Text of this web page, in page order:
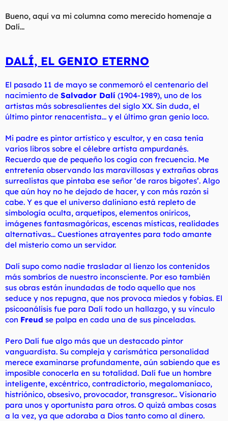
Bueno, aquí va mi columna como merecido homenaje a
Dalí...
DALÍ, EL GENIO ETERNO
El pasado 11 de mayo se conmemoró el centenario del
nacimiento de Salvador Dalí (1904-1989), uno de los
artistas más sobresalientes del siglo XX. Sin duda, el
último pintor renacentista... y el último gran genio loco.
Mi padre es pintor artístico y escultor, y en casa tenía
varios libros sobre el célebre artista ampurdanés.
Recuerdo que de pequeño los cogía con frecuencia. Me
entretenía observando las maravillosas y extrañas obras
surrealistas que pintaba ese señor ‘de raros bigotes’. Algo
que aún hoy no he dejado de hacer, y con más razón si
cabe. Y es que el universo daliniano está repleto de
simbología oculta, arquetipos, elementos oníricos,
imágenes fantasmagóricas, escenas místicas, realidades
alternativas... Cuestiones atrayentes para todo amante
del misterio como un servidor.
Dalí supo como nadie trasladar al lienzo los contenidos
más sombríos de nuestro inconsciente. Por eso también
sus obras están inundadas de todo aquello que nos
seduce y nos repugna, que nos provoca miedos y fobias. El
psicoanálisis fue para Dalí todo un hallazgo, y su vínculo
con Freud se palpa en cada una de sus pinceladas.
Pero Dalí fue algo más que un destacado pintor
vanguardista. Su compleja y carismática personalidad
merece examinarse profundamente, aún sabiendo que es
imposible conocerla en su totalidad. Dalí fue un hombre
inteligente, excéntrico, contradictorio, megalomaníaco,
histriónico, obsesivo, provocador, transgresor... Visionario
para unos y oportunista para otros. O quizá ambas cosas
a la vez, ya que adoraba a Dios tanto como al dinero.